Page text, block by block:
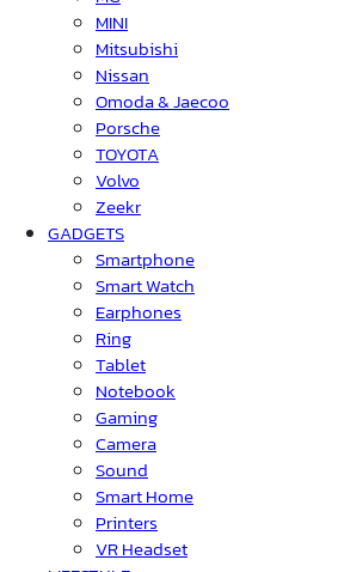
MINI
Mitsubishi
Nissan
Omoda & Jaecoo
Porsche
TOYOTA
Volvo
Zeekr
GADGETS
Smartphone
Smart Watch
Earphones
Ring
Tablet
Notebook
Gaming
Camera
Sound
Smart Home
Printers
VR Headset